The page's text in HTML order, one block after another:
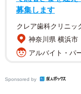
募集します
クレア歯科クリニッ
神奈川県 横浜市
アルバイト・パ
Sponsored by